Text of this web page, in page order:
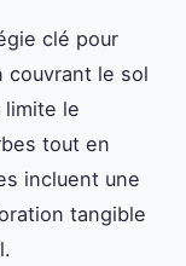
clé pour
couvrant le sol
limite le
tout en
incluent une
tangible